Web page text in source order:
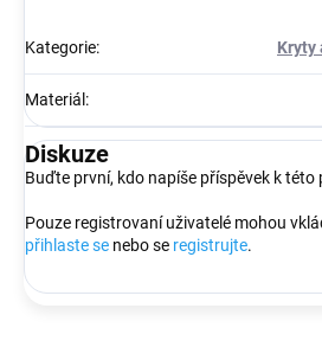
Kategorie: Kryty
Materiál :
Diskuze
Buďte první, kdo napíše příspěvek k této
Pouze registrovaní uživatelé mohou
přihlaste se nebo se registrujte.